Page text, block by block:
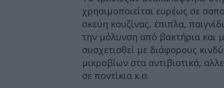
χρησιμοποιείται ευρέως σε
σκεύη κουζίνας, έπιπλα,
την μόλυνση από βακτήρια και
συσχετισθεί με διάφορους
μικροβίων στα αντιβιοτικά,
σε ποντίκια κ.α.